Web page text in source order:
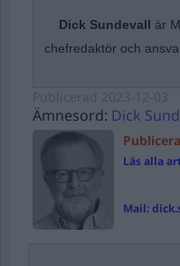
Dick Sundevall är
chefredaktör och
Ämnesord: Dick
Läs alla
Mail: